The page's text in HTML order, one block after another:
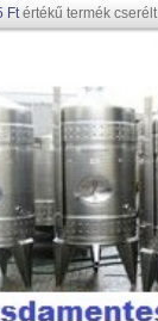
Ftértékű termék